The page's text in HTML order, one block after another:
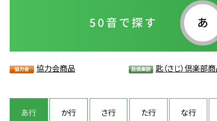
協力会商品 匙（さじ）倶楽部
あ行 か行 さ行 た行 な行